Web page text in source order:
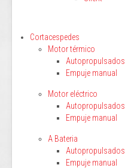
Cortacespedes
Motor térmico
Autopropulsados
Empuje manual
Motor eléctrico
Autopropulsados
Empuje manual
A Bateria
Autopropulsados
Empuje manual